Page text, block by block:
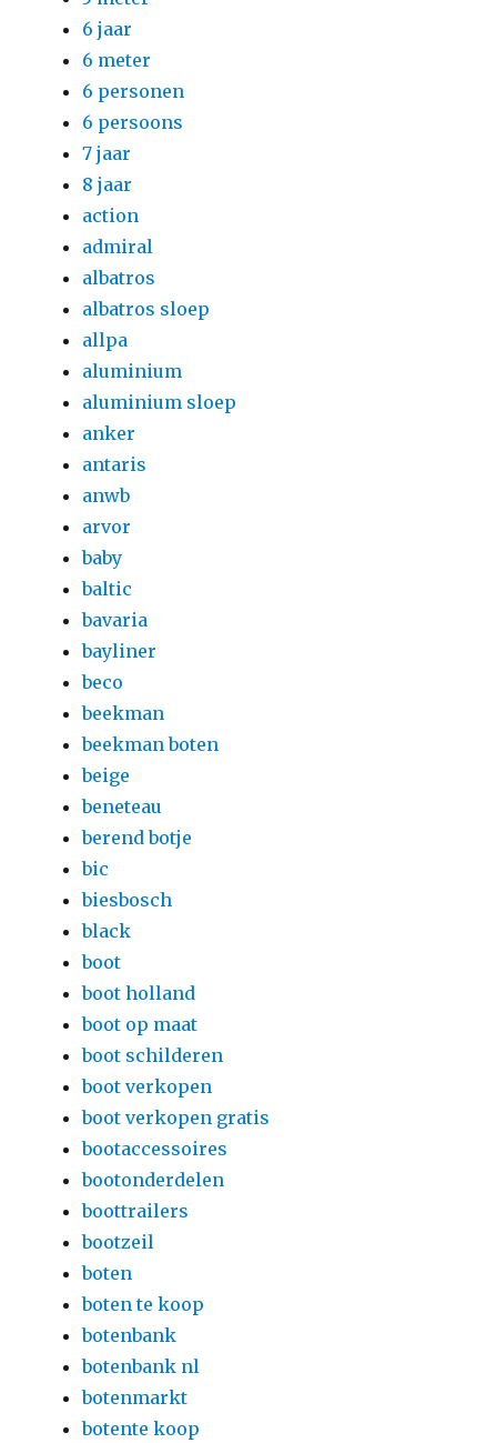
6 jaar
6 meter
6 personen
6 persoons
7 jaar
8 jaar
action
admiral
albatros
albatros sloep
allpa
aluminium
aluminium sloep
anker
antaris
anwb
arvor
baby
baltic
bavaria
bayliner
beco
beekman
beekman boten
beige
beneteau
berend botje
bic
biesbosch
black
boot
boot holland
boot op maat
boot schilderen
boot verkopen
boot verkopen gratis
bootaccessoires
bootonderdelen
boottrailers
bootzeil
boten
boten te koop
botenbank
botenbank nl
botenmarkt
botente koop